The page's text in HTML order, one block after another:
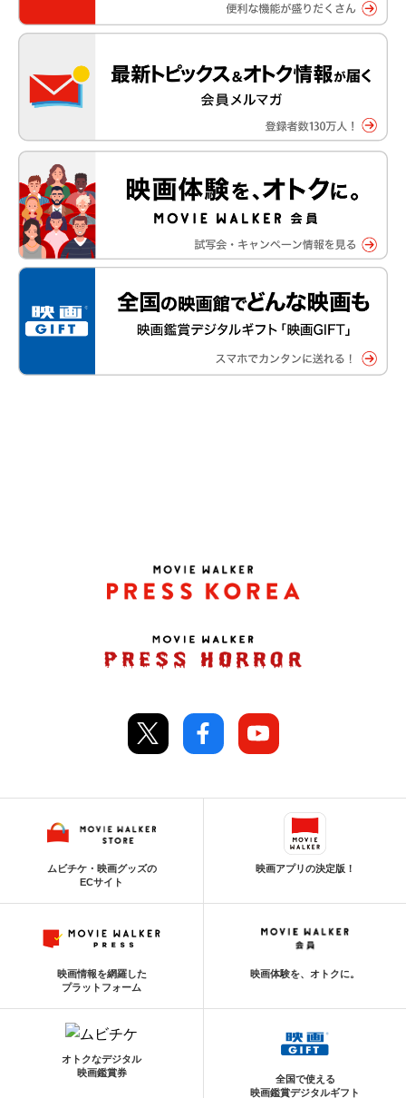
ムビチケ・映画グッズの
ECサイト
映画アプリの決定版！
映画情報を網羅した
プラットフォーム
映画体験を、オトクに。
オトクなデジタル
映画鑑賞券
全国で使える
映画鑑賞デジタルギフト